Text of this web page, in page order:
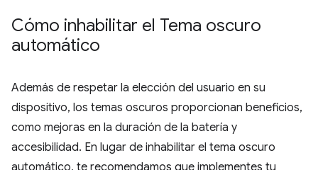
Cómo inhabilitar el Tema oscuro
automático
Además de respetar la elección del usuario en su
dispositivo, los temas oscuros proporcionan beneficios,
como mejoras en la duración de la batería y
accesibilidad. En lugar de inhabilitar el tema oscuro
automático, te recomendamos que implementes tu